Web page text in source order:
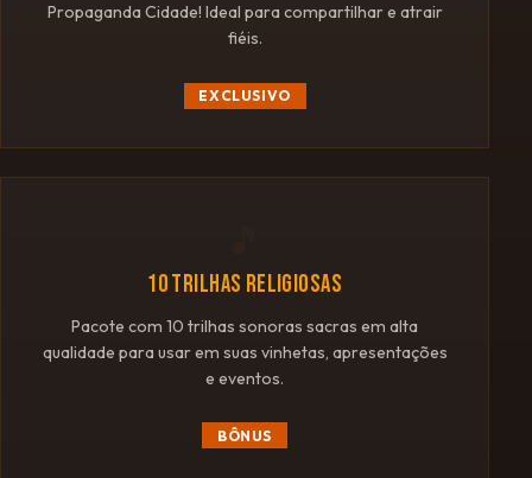
Propaganda Cidade! Ideal para compartilhar e atrair
fiéis.
EXCLUSIVO
10 TRILHAS RELIGIOSAS
Pacote com 10 trilhas sonoras sacras em alta
qualidade para usar em suas vinhetas, apresentações
e eventos.
BÔNUS